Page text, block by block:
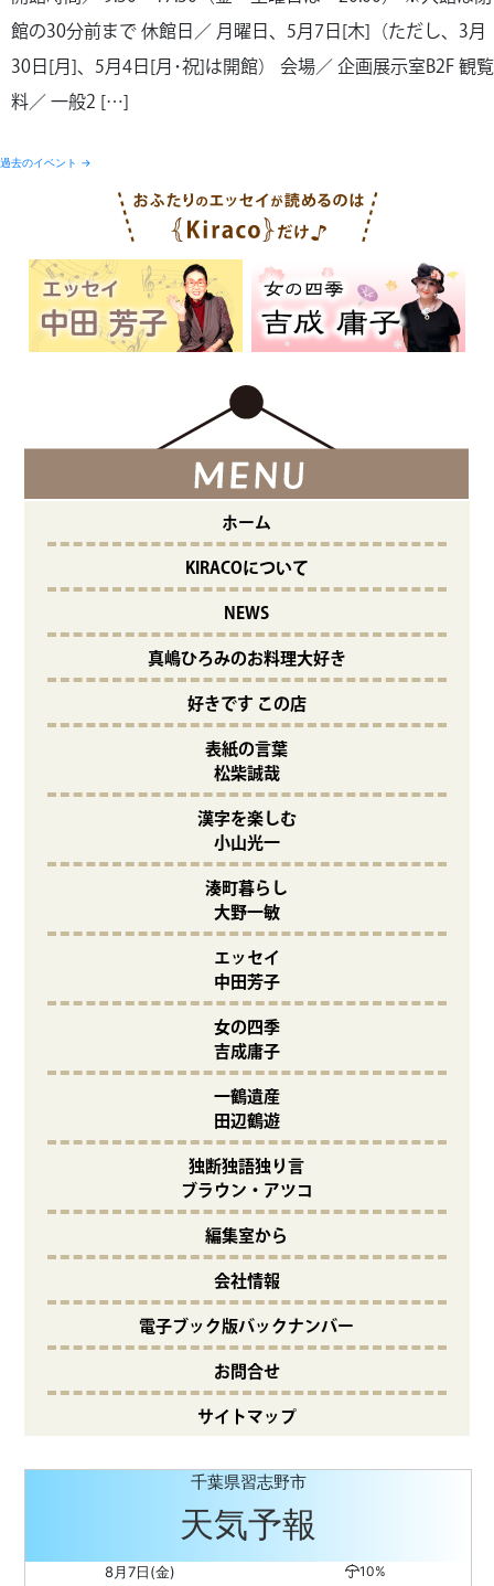
館の30分前まで 休館日／ 月曜日、5月7日[木]（ただし、3月
30日[月]、5月4日[月･祝]は開館） 会場／ 企画展示室B2F 観覧
料／ 一般2 […]
過去のイベント →
ホーム
KIRACOについて
NEWS
真嶋ひろみのお料理大好き
好きです この店
表紙の言葉
松柴誠哉
漢字を楽しむ
小山光一
湊町暮らし
大野一敏
エッセイ
中田芳子
女の四季
吉成庸子
一鶴遺産
田辺鶴遊
独断独語独り言
ブラウン・アツコ
編集室から
会社情報
電子ブック版バックナンバー
お問合せ
サイトマップ
千葉県習志野市
天気予報
8月7日(金) 10%